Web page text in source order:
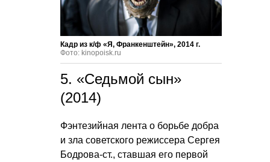
Кадр из к/ф «Я, Франкенштейн», 2014 г.
Фото: kinopoisk.ru
5. «Седьмой сын»
(2014)
Фэнтезийная лента о борьбе добра
и зла советского режиссера Сергея
Бодрова-ст., ставшая его первой